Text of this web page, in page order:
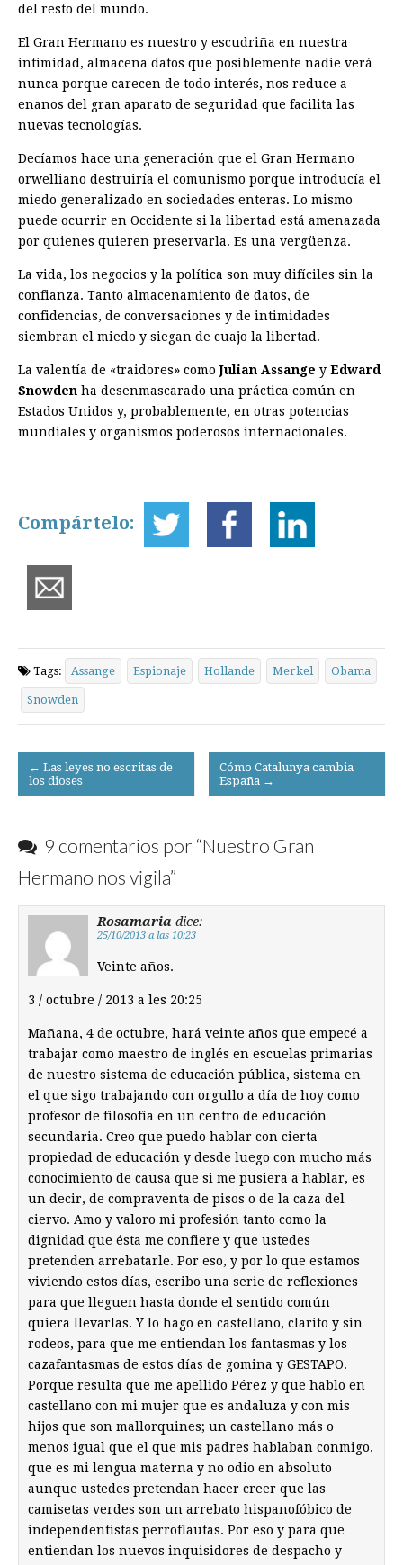
del resto del mundo.
El Gran Hermano es nuestro y escudriña en nuestra
intimidad, almacena datos que posiblemente nadie verá
nunca porque carecen de todo interés, nos reduce a
enanos del gran aparato de seguridad que facilita las
nuevas tecnologías.
Decíamos hace una generación que el Gran Hermano
orwelliano destruiría el comunismo porque introducía el
miedo generalizado en sociedades enteras. Lo mismo
puede ocurrir en Occidente si la libertad está amenazada
por quienes quieren preservarla. Es una vergüenza.
La vida, los negocios y la política son muy difíciles sin la
confianza. Tanto almacenamiento de datos, de
confidencias, de conversaciones y de intimidades
siembran el miedo y siegan de cuajo la libertad.
La valentía de «traidores» como Julian Assange y Edward
Snowden ha desenmascarado una práctica común en
Estados Unidos y, probablemente, en otras potencias
mundiales y organismos poderosos internacionales.
Compártelo:
Tags: Assange Espionaje Hollande Merkel Obama
Snowden
Post
navigation
← Las leyes no escritas de
los dioses
Cómo Catalunya cambia
España →
9 comentarios por “Nuestro Gran
Hermano nos vigila”
Rosamaria dice:
25/10/2013 a las 10:23
Veinte años.
3 / octubre / 2013 a les 20:25
Mañana, 4 de octubre, hará veinte años que empecé a
trabajar como maestro de inglés en escuelas primarias
de nuestro sistema de educación pública, sistema en
el que sigo trabajando con orgullo a día de hoy como
profesor de filosofía en un centro de educación
secundaria. Creo que puedo hablar con cierta
propiedad de educación y desde luego con mucho más
conocimiento de causa que si me pusiera a hablar, es
un decir, de compraventa de pisos o de la caza del
ciervo. Amo y valoro mi profesión tanto como la
dignidad que ésta me confiere y que ustedes
pretenden arrebatarle. Por eso, y por lo que estamos
viviendo estos días, escribo una serie de reflexiones
para que lleguen hasta donde el sentido común
quiera llevarlas. Y lo hago en castellano, clarito y sin
rodeos, para que me entiendan los fantasmas y los
cazafantasmas de estos días de gomina y GESTAPO.
Porque resulta que me apellido Pérez y que hablo en
castellano con mi mujer que es andaluza y con mis
hijos que son mallorquines; un castellano más o
menos igual que el que mis padres hablaban conmigo,
que es mi lengua materna y no odio en absoluto
aunque ustedes pretendan hacer creer que las
camisetas verdes son un arrebato hispanofóbico de
independentistas perroflautas. Por eso y para que
entiendan los nuevos inquisidores de despacho y